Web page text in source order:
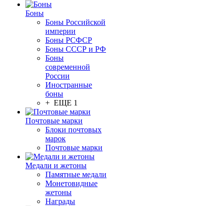
Боны
Боны Российской
империи
Боны РСФСР
Боны СССР и РФ
Боны
современной
России
Иностранные
боны
+ ЕЩЕ 1
Почтовые марки
Блоки почтовых
марок
Почтовые марки
Медали и жетоны
Памятные медали
Монетовидные
жетоны
Награды